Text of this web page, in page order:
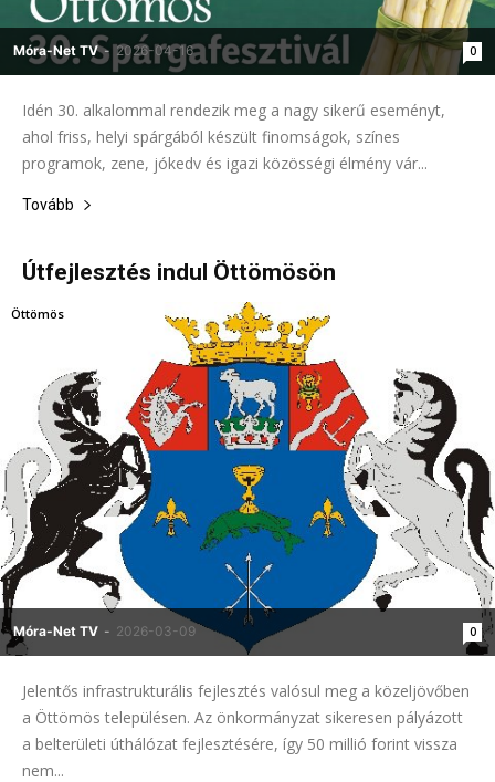
Móra-Net TV - 2026-04-16 0
Idén 30. alkalommal rendezik meg a nagy sikerű eseményt,
ahol friss, helyi spárgából készült finomságok, színes
programok, zene, jókedv és igazi közösségi élmény vár...
Tovább
Útfejlesztés indul Öttömösön
Móra-Net TV - 2026-03-09 0
Öttömös
Jelentős infrastrukturális fejlesztés valósul meg a közeljövőben
a Öttömös településen. Az önkormányzat sikeresen pályázott
a belterületi úthálózat fejlesztésére, így 50 millió forint vissza
nem...